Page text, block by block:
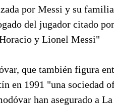
por Messi y su
del jugador citado
y Lionel Messi"
que también figura
en 1991 "una sociedad
han asegurado a